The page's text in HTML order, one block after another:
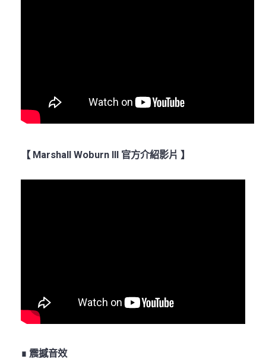
【 Marshall Woburn III 官方介紹影片 】
∎ 震撼音效